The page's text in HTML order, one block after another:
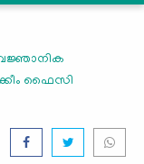
ഫൈസി